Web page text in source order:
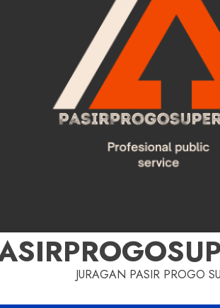
JURAGAN PASIR PROGO